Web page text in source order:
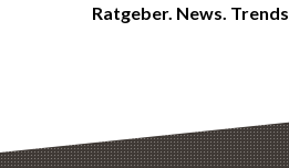
Ratgeber. News. Trends